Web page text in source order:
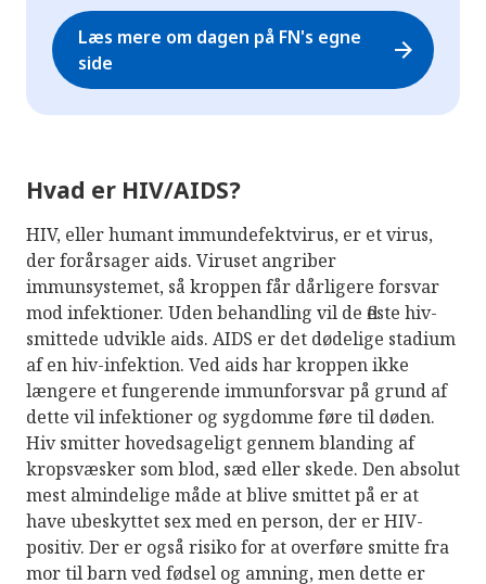
Læs mere om dagen på FN's egne
side
arrow_forward
Hvad er HIV/AIDS?
HIV, eller humant immundefektvirus, er et virus,
der forårsager aids. Viruset angriber
immunsystemet, så kroppen får dårligere forsvar
mod infektioner. Uden behandling vil de fleste hiv-
smittede udvikle aids. AIDS er det dødelige stadium
af en hiv-infektion. Ved aids har kroppen ikke
længere et fungerende immunforsvar på grund af
dette vil infektioner og sygdomme føre til døden.
Hiv smitter hovedsageligt gennem blanding af
kropsvæsker som blod, sæd eller skede. Den absolut
mest almindelige måde at blive smittet på er at
have ubeskyttet sex med en person, der er HIV-
positiv. Der er også risiko for at overføre smitte fra
mor til barn ved fødsel og amning, men dette er